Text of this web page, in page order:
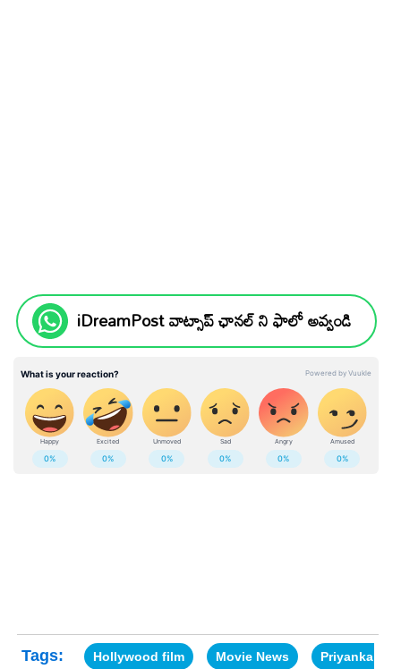
iDreamPost వాట్సాప్ ఛానల్ ని ఫాలో అవ్వండి
Tags: Hollywood film Movie News Priyanka